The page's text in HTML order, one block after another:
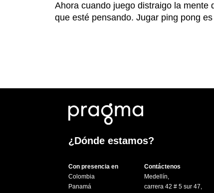
Ahora cuando juego distraigo la mente
que esté pensando. Jugar ping pong
¿Dónde estamos?
Con presencia en
Colombia
Panamá
Contáctenos
Medellín,
carrera 42 # 5 sur 47,